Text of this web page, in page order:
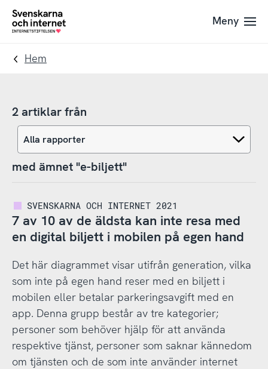
Till
navigation
Till
innehåll
To
Meny
Hem
2 artiklar från
med ämnet "e-biljett"
SVENSKARNA OCH INTERNET 2021
7 av 10 av de äldsta kan inte resa med
en digital biljett i mobilen på egen hand
Det här diagrammet visar utifrån generation, vilka
som inte på egen hand reser med en biljett i
mobilen eller betalar parkeringsavgift med en
app. Denna grupp består av tre kategorier;
personer som behöver hjälp för att använda
respektive tjänst, personer som saknar kännedom
om tjänsten och de som inte använder internet